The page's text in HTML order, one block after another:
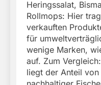
Heringssalat,
Rollmops: Hier
verkauften
für
wenige Marken,
auf. Zum
liegt der Anteil